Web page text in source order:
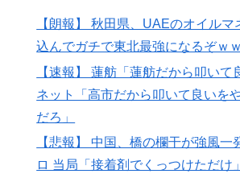
【朗報】 秋田県、UAEのオイルマ
込んでガチで東北最強になるぞｗ
【速報】 蓮舫「蓮舫だから叩いて
ネット「高市だから叩いて良いを
だろ」
【悲報】 中国、橋の欄干が強風一
ロ 当局「接着剤でくっつけただけ